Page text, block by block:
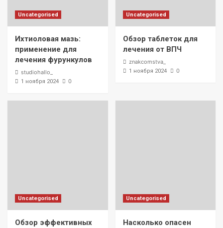
Uncategorised
Ихтиоловая мазь:
применение для
лечения фурункулов
studiohallo_
1 ноября 2024 0
Uncategorised
Обзор таблеток для
лечения от ВПЧ
znakcomstva_
1 ноября 2024 0
Uncategorised
Обзор эффективных
Uncategorised
Насколько опасен